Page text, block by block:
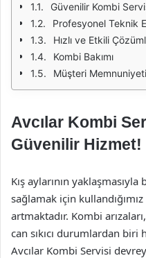
Güvenilir Kombi
Profesyonel Teknik
Hızlı ve Etkili
Kombi Bakımı
Müşteri Memnuniyeti
Avcılar Kombi
Güvenilir Hizmet!
Kış aylarının yaklaşmasıyla
sağlamak için
artmaktadır. Kombi
can sıkıcı durumlardan
Avcılar Kombi Servisi